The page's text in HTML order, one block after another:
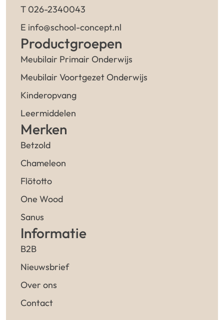
T 026-2340043
E info@school-concept.nl
Productgroepen
Meubilair Primair Onderwijs
Meubilair Voortgezet Onderwijs
Kinderopvang
Leermiddelen
Merken
Betzold
Chameleon
Flötotto
One Wood
Sanus
Informatie
B2B
Nieuwsbrief
Over ons
Contact